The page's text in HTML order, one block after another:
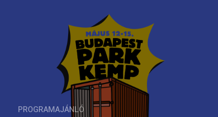
PROGRAMAJÁNLÓ